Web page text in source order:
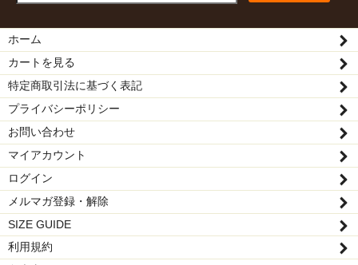
ホーム
カートを見る
特定商取引法に基づく表記
プライバシーポリシー
お問い合わせ
マイアカウント
ログイン
メルマガ登録・解除
SIZE GUIDE
利用規約